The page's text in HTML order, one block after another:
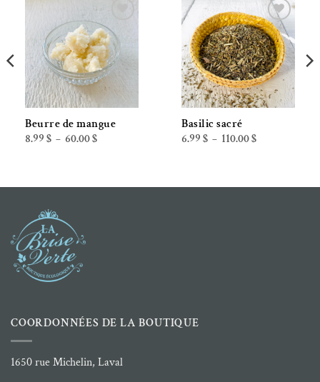
Ajouter à la liste de souhaits
Beurre de mangue
8.99 $ – 60.00$Plage
Ajouter à la liste de souhaits
Basilic sacré
6.99 $ – 110.00$Plage
COORDONNÉES DE LA BOUTIQUE
1650 rue Michelin, Laval